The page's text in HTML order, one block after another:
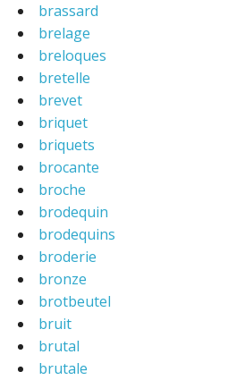
brassard
brelage
breloques
bretelle
brevet
briquet
briquets
brocante
broche
brodequin
brodequins
broderie
bronze
brotbeutel
bruit
brutal
brutale